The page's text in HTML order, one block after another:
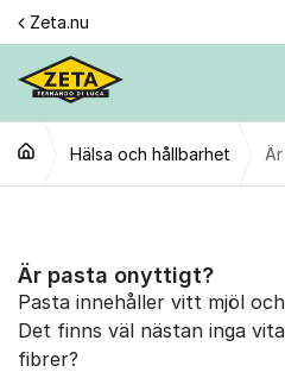
Hoppa till innehåll
Zeta.nu
Hälsa och hållbarhet
Är pasta onyttigt?
Pasta innehåller vitt mjöl
Det finns väl nästan inga
fibrer?